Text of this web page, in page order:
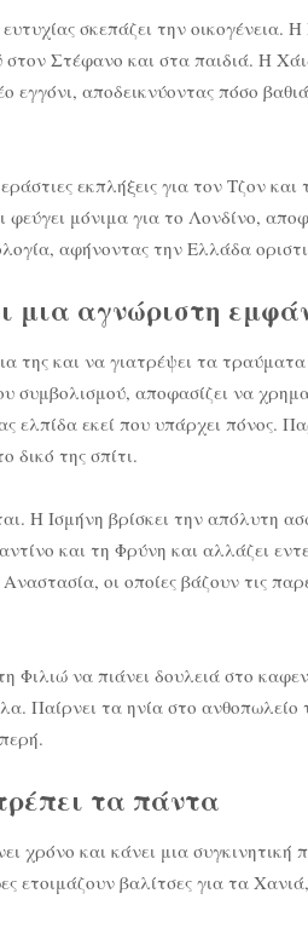
σκεπάζει την οικογένεια.
στον Στέφανο και στα παιδιά. Η
εγγόνι, αποδεικνύοντας πόσο
εκπλήξεις για τον Τζον
φεύγει μόνιμα για το Λονδίνο,
αφήνοντας την Ελλάδα
μια αγνώριστη
της και να γιατρέψει τα
συμβολισμού, αποφασίζει να
ελπίδα εκεί που υπάρχει πόνος.
δικό της σπίτι.
Η Ισμήνη βρίσκει την απόλυτη
και τη Φρύνη και αλλάζει
οι οποίες βάζουν τις
Φιλιώ να πιάνει δουλειά στο
Παίρνει τα ηνία στο ανθοπωλείο
τα πάντα
χρόνο και κάνει μια συγκινητική
ετοιμάζουν βαλίτσες για τα